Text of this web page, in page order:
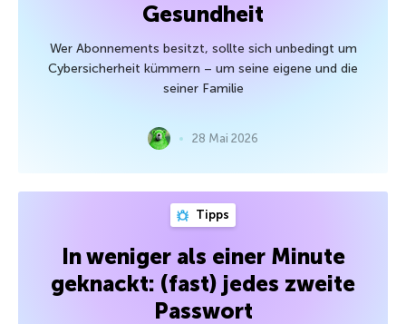
Gesundheit
Wer Abonnements besitzt, sollte sich unbedingt um
Cybersicherheit kümmern – um seine eigene und die
seiner Familie
28 Mai 2026
Tipps
In weniger als einer Minute
geknackt: (fast) jedes zweite
Passwort